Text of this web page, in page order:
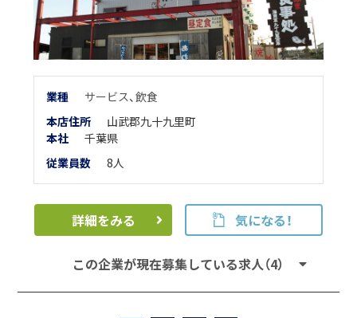
業種 サービス、飲食
本店住所
山武郡九十九里町
本社
千葉県
従業員数
8人
詳細をみる 気になる！
この企業が現在募集している求人（4）